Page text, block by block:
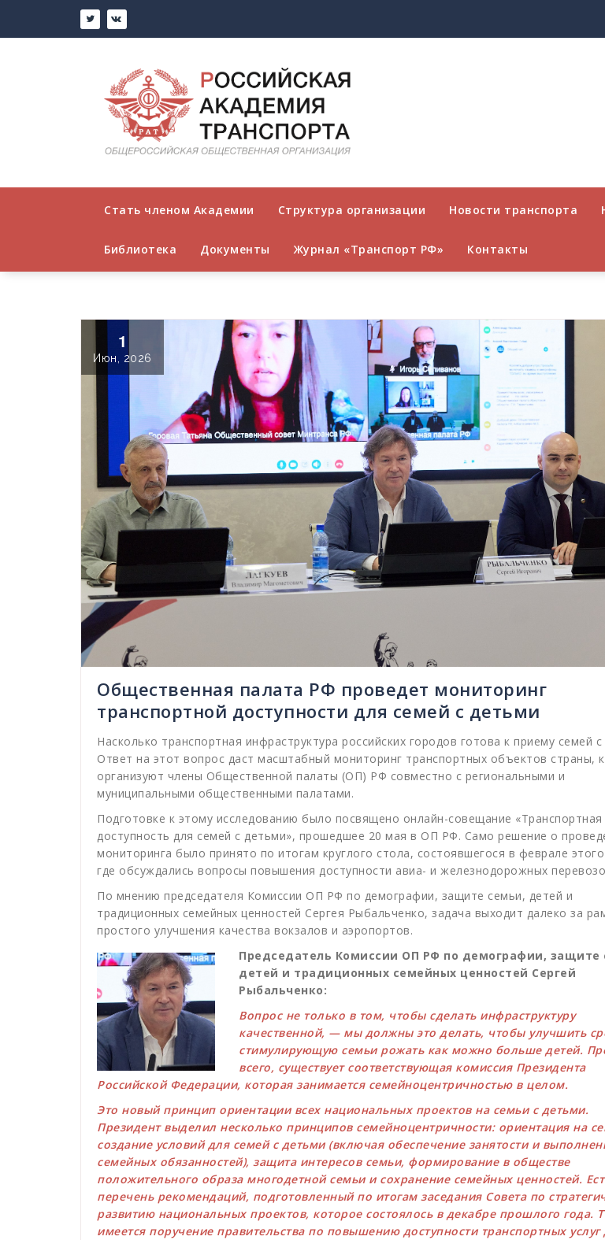
содержимому
Стать членом Академии Структура организации Новости транспорта
Библиотека Документы Журнал «Транспорт РФ» Контакты
1
Июн, 2026
Общественная палата РФ проведет мониторинг
транспортной доступности для семей с детьми
Насколько транспортная инфраструктура российских городов готова к приему семей
Ответ на этот вопрос даст масштабный мониторинг транспортных объектов страны,
организуют члены Общественной палаты (ОП) РФ совместно с региональными и
муниципальными общественными палатами.
Подготовке к этому исследованию было посвящено онлайн-совещание «Транспортная
доступность для семей с детьми», прошедшее 20 мая в ОП РФ. Само решение о
мониторинга было принято по итогам круглого стола, состоявшегося в феврале
где обсуждались вопросы повышения доступности авиа- и железнодорожных
По мнению председателя Комиссии ОП РФ по демографии, защите семьи, детей и
традиционных семейных ценностей Сергея Рыбальченко, задача выходит далеко за
простого улучшения качества вокзалов и аэропортов.
Председатель Комиссии ОП РФ по демографии, защите
детей и традиционных семейных ценностей Сергей
Рыбальченко:
Вопрос не только в том, чтобы сделать инфраструктуру
качественной, — мы должны это делать, чтобы улучшить
стимулирующую семьи рожать как можно больше детей.
всего, существует соответствующая комиссия Президента
Российской Федерации, которая занимается семейноцентричностью в целом.
Это новый принцип ориентации всех национальных проектов на семьи с детьми.
Президент выделил несколько принципов семейноцентричности: ориентация на
создание условий для семей с детьми (включая обеспечение занятости и
семейных обязанностей), защита интересов семьи, формирование в обществе
положительного образа многодетной семьи и сохранение семейных ценностей.
перечень рекомендаций, подготовленный по итогам заседания Совета по
развитию национальных проектов, которое состоялось в декабре прошлого года.
имеется поручение правительства по повышению доступности транспортных услуг